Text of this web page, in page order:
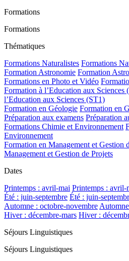
Formations
Formations
Thématiques
Formations Naturalistes Formations
Formation Astronomie Formation
Formations en Photo et Vidéo
Formation à l’Education aux Sciences
l’Education aux Sciences (ST1)
Formation en Géologie Formation en
Préparation aux examens Préparation
Formations Chimie et Environnement
Environnement
Formation en Management et Gestion
Management et Gestion de Projets
Dates
Printemps : avril-mai Printemps : avril-
Été : juin-septembre Été : juin-
Automne : octobre-novembre
Hiver : décembre-mars Hiver :
Séjours Linguistiques
Séjours Linguistiques